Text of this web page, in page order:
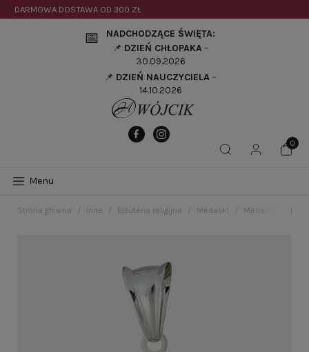
DARMOWA DOSTAWA OD 300 ZŁ
📅
NADCHODZĄCE ŚWIĘTA:
📌 DZIEŃ CHŁOPAKA–
30.09.2026
📌 DZIEŃ NAUCZYCIELA–
14.10.2026
Menu
Strona główna Inne Biżuteria religijna Medaliki Medalik Matka